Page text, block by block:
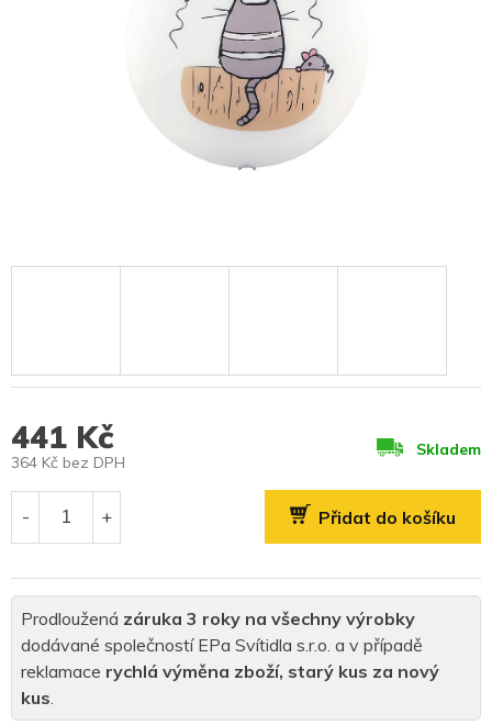
Prodloužená záruka 3 roky na všechny výrobky
dodávané společností EPa Svítidla s.r.o. a v případě
reklamace rychlá výměna zboží, starý kus za nový
kus.
441 Kč
364 Kč bez DPH
Skladem
Přidat do košíku